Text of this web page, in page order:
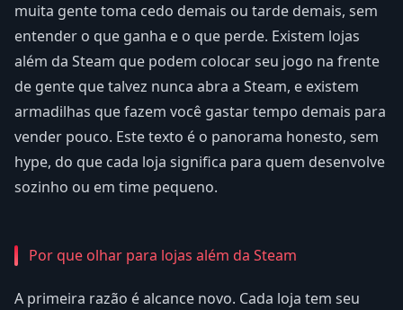
muita gente toma cedo demais ou tarde demais, sem
entender o que ganha e o que perde. Existem lojas
além da Steam que podem colocar seu jogo na frente
de gente que talvez nunca abra a Steam, e existem
armadilhas que fazem você gastar tempo demais para
vender pouco. Este texto é o panorama honesto, sem
hype, do que cada loja significa para quem desenvolve
sozinho ou em time pequeno.
Por que olhar para lojas além da Steam
A primeira razão é alcance novo. Cada loja tem seu